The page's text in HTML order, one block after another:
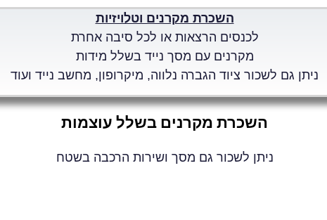
השכרת מקרנים וטלויזיות
לכנסים הרצאות או לכל סיבה אחרת
מקרנים עם מסך נייד בשלל מידות
ניתן גם לשכור ציוד הגברה נלווה, מיקרופון, מחשב נייד ועוד
השכרת מקרנים בשלל עוצמות
ניתן לשכור גם מסך ושירות הרכבה בשטח